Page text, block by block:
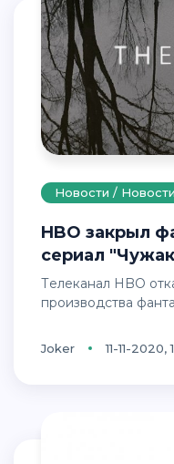
Новости /
HBO закрыл фантастический
сериал
Телеканал HBO отказался от дальнейшего
производства
Joker 11-11-2020,